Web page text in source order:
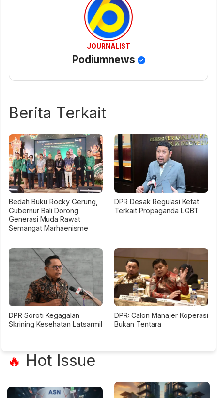
JOURNALIST
Podiumnews
Berita Terkait
Bedah Buku Rocky Gerung,
Gubernur Bali Dorong
Generasi Muda Rawat
Semangat Marhaenisme
DPR Desak Regulasi Ketat
Terkait Propaganda LGBT
DPR Soroti Kegagalan
Skrining Kesehatan Latsarmil
DPR: Calon Manajer Koperasi
Bukan Tentara
🔥 Hot Issue